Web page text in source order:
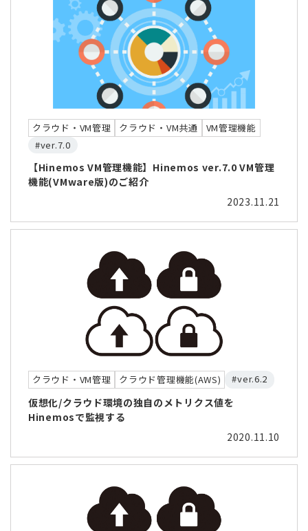
クラウド・VM管理 クラウド・VM共通
VM管理機能
#ver.7.0
【Hinemos VM管理機能】Hinemos ver.7.0 VM管理
機能(VMware版)のご紹介
2023.11.21
クラウド・VM管理 クラウド管理機能(AWS) #ver.6.2
仮想化/クラウド環境の独自のメトリクス値を
Hinemosで監視する
2020.11.10